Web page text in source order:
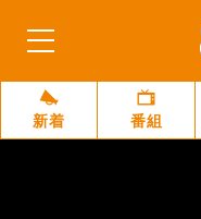
新着 番組